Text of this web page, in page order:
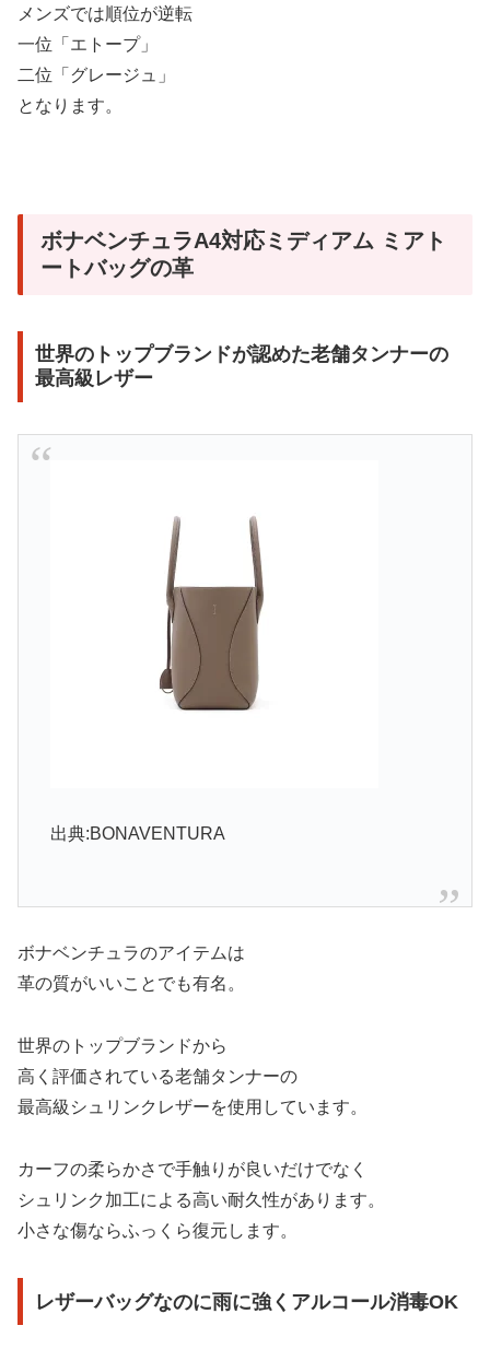
メンズでは順位が逆転
一位「エトープ」
二位「グレージュ」
となります。
ボナベンチュラA4対応ミディアム ミアト
ートバッグの革
世界のトップブランドが認めた老舗タンナーの
最高級レザー
出典:BONAVENTURA
ボナベンチュラのアイテムは
革の質がいいことでも有名。
世界のトップブランドから
高く評価されている老舗タンナーの
最高級シュリンクレザーを使用しています。
カーフの柔らかさで手触りが良いだけでなく
シュリンク加工による高い耐久性があります。
小さな傷ならふっくら復元します。
レザーバッグなのに雨に強くアルコール消毒OK